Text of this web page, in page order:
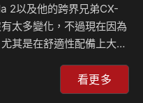
2以及他的跨界兄弟CX-
太多變化，不過現在因為
其是在舒適性配備上大家
螢幕來到8.8吋的尺寸，
標準。 雖然這兩輛車其
看更多